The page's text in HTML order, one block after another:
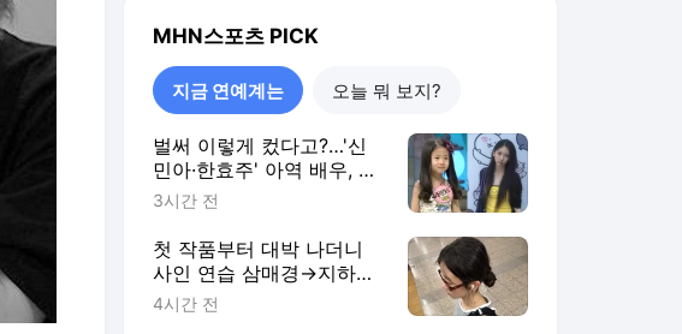
MHN스포츠 PICK
지금 연예계는 오늘 뭐 보지?
벌써 이렇게 컸다고?…'신
민아·한효주' 아역 배우, 대
학생 되며 180도 달라진 인
[MHN:피드]
3시간 전
첫 작품부터 대박 나더니
사인 연습 삼매경→지하철
서 포착된 '19세' 女 배우
4시간 전